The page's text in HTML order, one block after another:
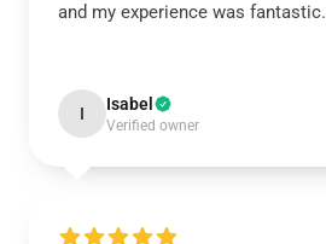
and my experience was fantastic.
I Isabel
Verified owner